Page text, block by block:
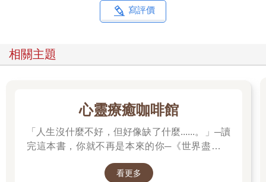
親一個人操持家務，雖然多數時間她都在抱怨父親的不是，但偶
爾也有開心的時刻。而只要她心情好，家裡的氛圍往往就會忽然
庭氛圍就又會重新降到冰點。
女，怎麼辦？尤其是遇上像中秋節這種闔家「團圓」的日子，對
何節日都一樣。只要是父母親皆在場的團圓時刻，對我而言反而
就是一種精神負擔。
從我懂事以來，他們兩人幾乎就沒有任何親密互動，我也沒有見
過他們睡在同一張床上。無性、無愛、無錢的婚姻，他們竟湊合
寫評價
相關主題
心靈療癒咖啡館
「人生沒什麼不好，但好像缺了什麼......。」─讀
完這本書，你就不再是本來的你─《世界盡頭的
看更多